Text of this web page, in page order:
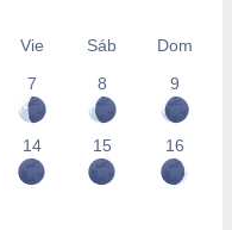
Vie Sáb
Dom
7 8 9
14 15 16